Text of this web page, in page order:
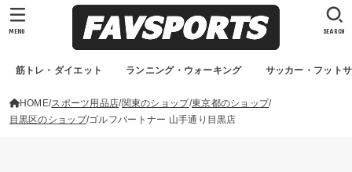
筋トレ・ダイエット ランニング・ウォーキング サッカー・フット
SEARCH
MENU
HOME スポーツ用品店 関東のショップ 東京都のショップ
目黒区のショップ ゴルフパートナー 山手通り目黒店